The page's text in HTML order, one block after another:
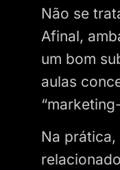
Não se
Afinal,
um bom
aulas
Na